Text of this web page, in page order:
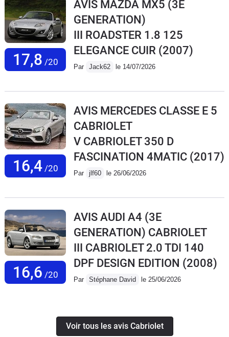
17,8 /20
AVIS MAZDA MX5 (3E
GENERATION)
III ROADSTER 1.8 125
ELEGANCE CUIR (2007)
Par Jack62 le 14/07/2026
16,4/20
AVIS MERCEDES CLASSE E 5
CABRIOLET
V CABRIOLET 350 D
FASCINATION 4MATIC (2017)
Par jlf60 le 26/06/2026
16,6 /20
AVIS AUDI A4 (3E
GENERATION) CABRIOLET
III CABRIOLET 2.0 TDI 140
DPF DESIGN EDITION (2008)
Par Stéphane David le 25/06/2026
Voir tous les avis Cabriolet